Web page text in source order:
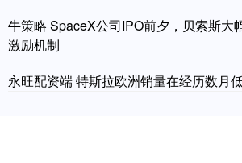
牛策略 SpaceX公司IPO前夕，贝索斯大
激励机制
永旺配资端 特斯拉欧洲销量在经历数月